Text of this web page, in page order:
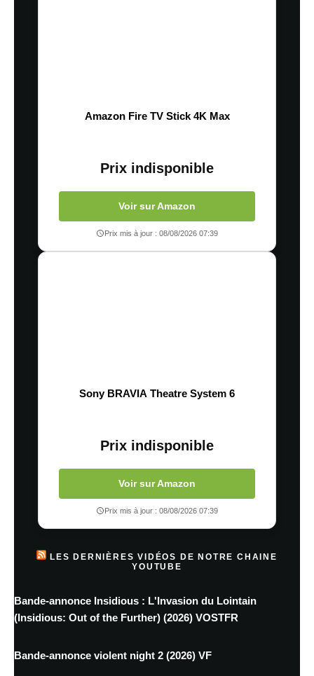
Amazon Fire TV Stick 4K Max
Prix indisponible
Voir sur Amazon
Prix mis à jour : 08/08/2026 07:39
Sony BRAVIA Theatre System 6
Prix indisponible
Voir sur Amazon
Prix mis à jour : 08/08/2026 07:39
LES DERNIÈRES VIDÉOS DE NOTRE CHAINE
YOUTUBE
Bande-annonce Insidious : L'Invasion du Lointain
(Insidious: Out of the Further) (2026) VOSTFR
Bande-annonce violent night 2 (2026) VF